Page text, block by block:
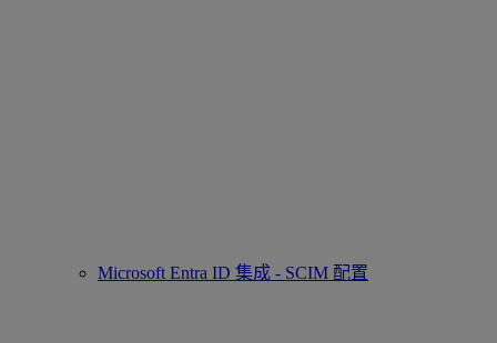
Microsoft Entra ID 集成 - SCIM 配置